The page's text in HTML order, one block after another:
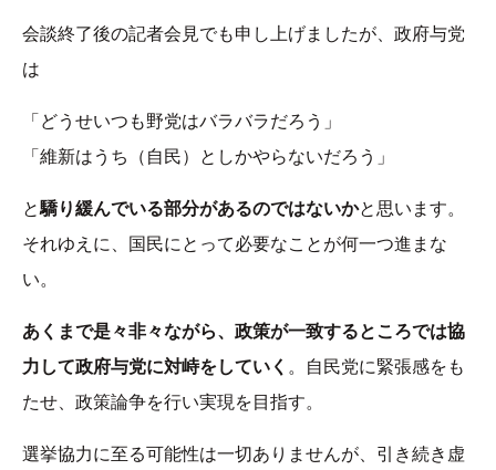
会談終了後の記者会見でも申し上げましたが、政府与党
は
「どうせいつも野党はバラバラだろう」
「維新はうち（自民）としかやらないだろう」
と驕り緩んでいる部分があるのではないかと思います。
それゆえに、国民にとって必要なことが何一つ進まな
い。
あくまで是々非々ながら、政策が一致するところでは協
力して政府与党に対峙をしていく 。自民党に緊張感をも
たせ、政策論争を行い実現を目指す。
選挙協力に至る可能性は一切ありませんが、引き続き虚